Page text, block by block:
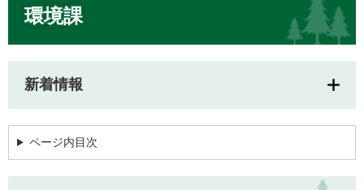
環境課
新着情報
ページ内目次